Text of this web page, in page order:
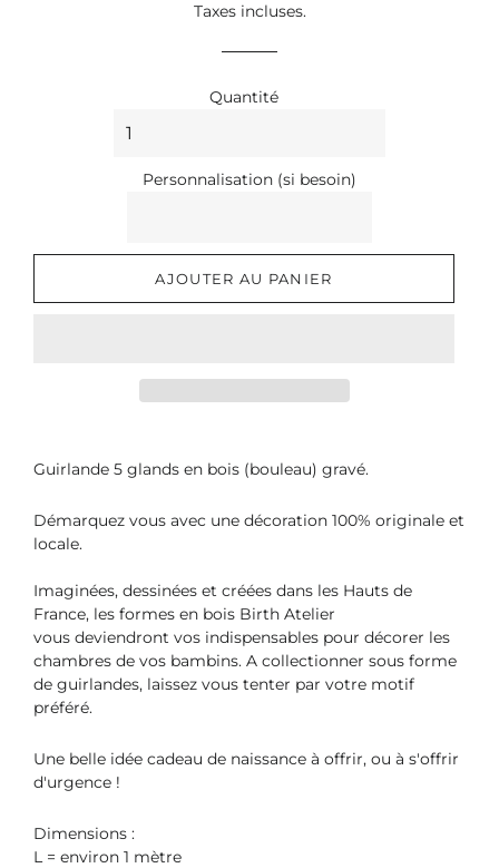
Taxes incluses.
Quantité
Personnalisation (si besoin)
AJOUTER AU PANIER
Guirlande 5 glands en bois (bouleau) gravé.
Démarquez vous avec une décoration 100% originale et
locale.
Imaginées, dessinées et créées dans les Hauts de
France, les formes en bois Birth Atelier
vous deviendront vos indispensables pour décorer les
chambres de vos bambins. A collectionner sous forme
de guirlandes, laissez vous tenter par votre motif
préféré.
Une belle idée cadeau de naissance à offrir, ou à s'offrir
d'urgence !
Dimensions :
L = environ 1 mètre